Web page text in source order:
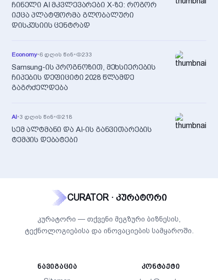
ჩინელი AI მკვლევარები X-ზე: როგორ
იქცა პლატფორმა გლობალური
დისკუსიის ცენტრად
Economy•6 დღის წინ• 233
Samsung-ის პროგნოზით, მეხსიერების
ჩიპების დეფიციტი 2028 წლამდე
გაგრძელდება
AI•3 დღის წინ• 218
სემ ალტმანი და AI-ის განვითარების
ტემპის დებატები
CURATOR · კურატორი
კურატორი — თქვენი მეგზური ბიზნესის,
ტექნოლოგიებისა და ინოვაციების სამყაროში.
ᲜᲐᲕᲘᲒᲐᲪᲘᲐ ᲙᲝᲜᲢᲐᲥᲢᲘ